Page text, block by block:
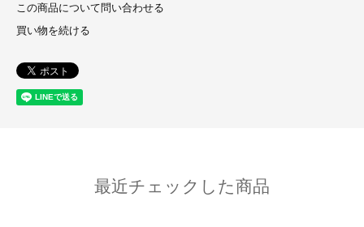
この商品について問い合わせる
買い物を続ける
最近チェックした商品